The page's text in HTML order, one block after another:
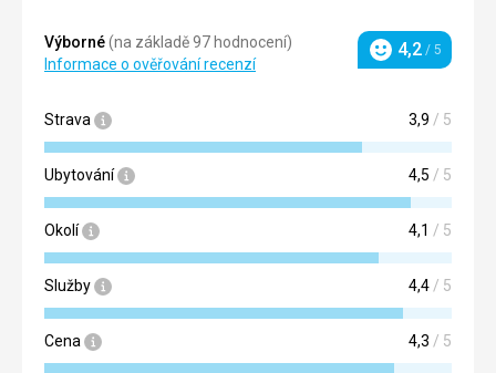
Výborné(na základě 97 hodnocení)
Informace o ověřování recenzí
Hodnocení
4,2 / 5
Strava 3,9 / 5
Ubytování 4,5 / 5
Okolí 4,1 / 5
Služby 4,4/ 5
Cena 4,3 / 5